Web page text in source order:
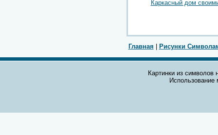
Каркасный дом
Главная Рисунки
Картинки из символов
Использование